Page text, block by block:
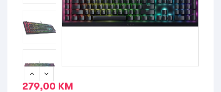
279,00 KM